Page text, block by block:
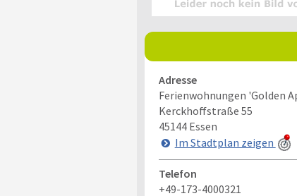
Adresse
Ferienwohnungen 'Golden
Kerckhoffstraße 55
45144 Essen
Im Stadtplan zeigen
Telefon
+49-173-4000321